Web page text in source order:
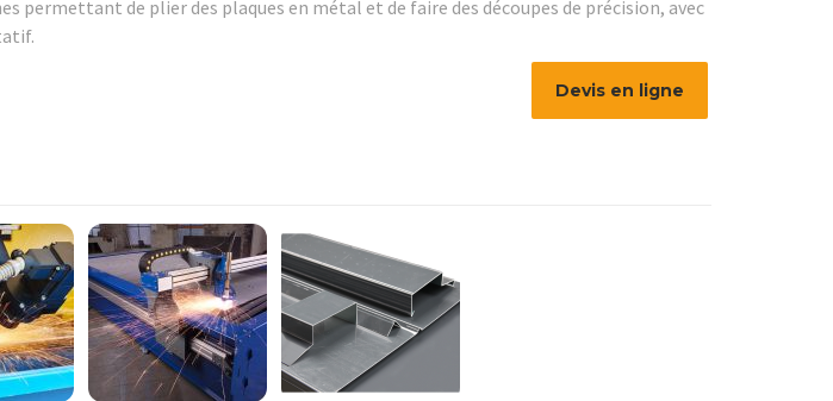
permettant de plier des plaques en métal et de faire des découpes de précision, avec
Devis en ligne